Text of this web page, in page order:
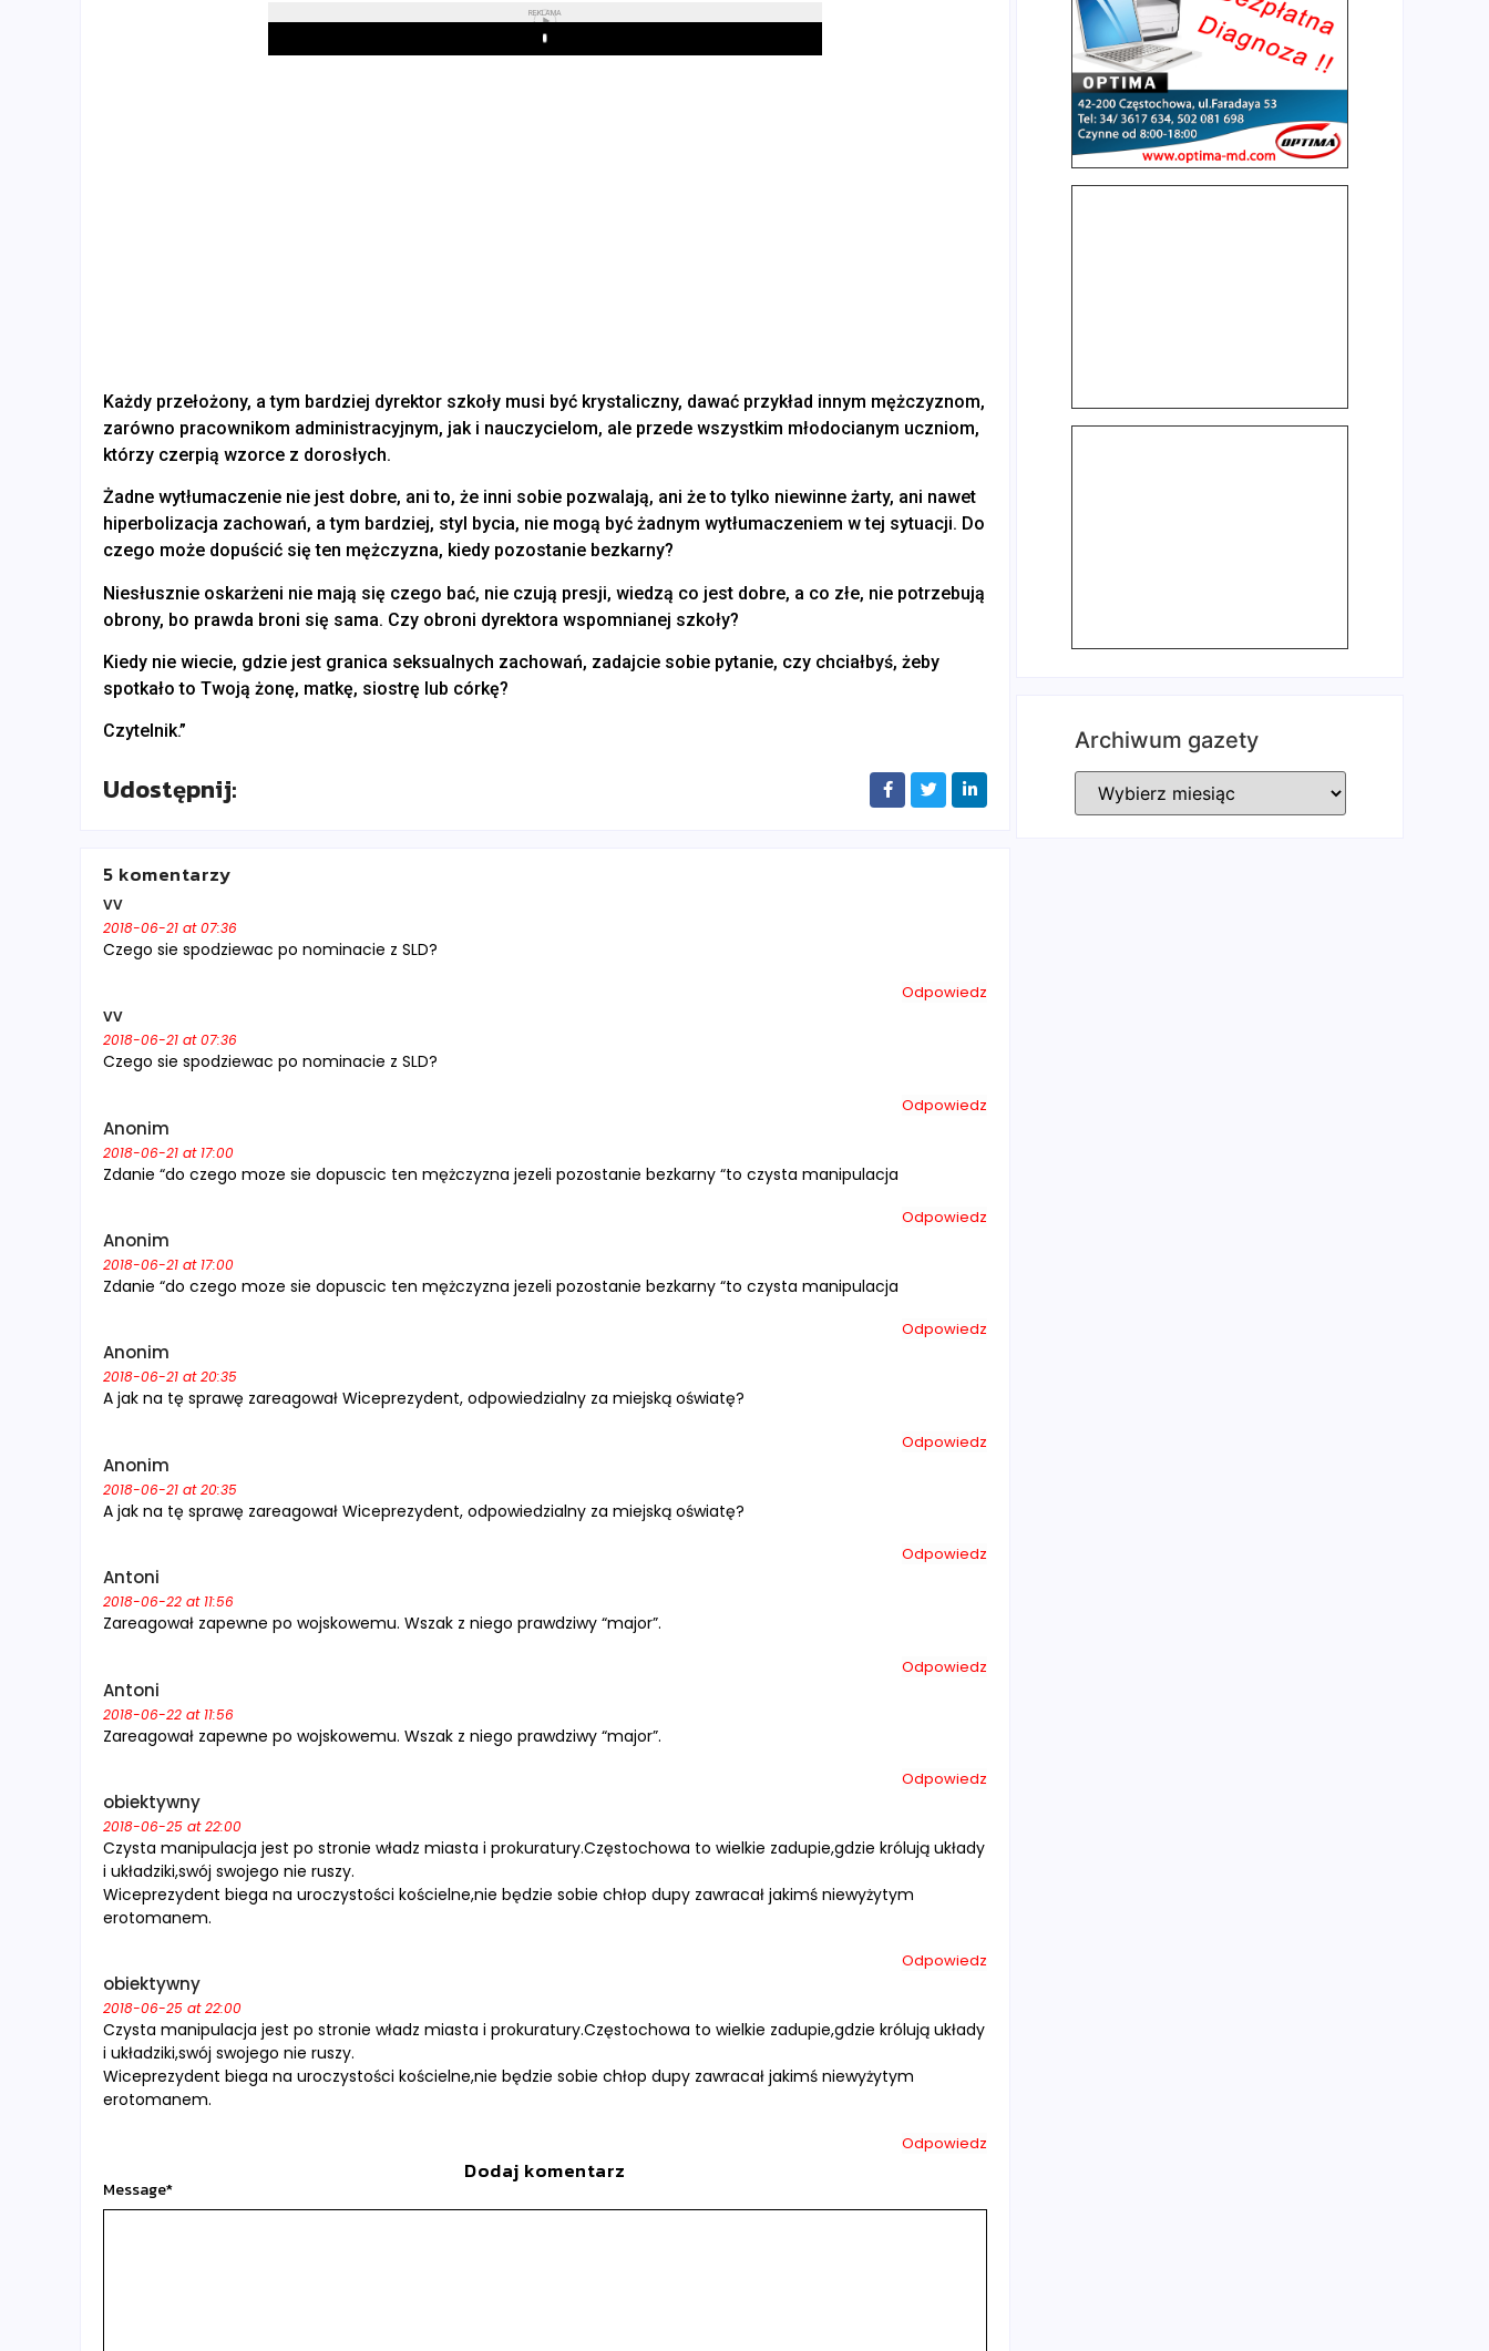
REKLAMA
Play
Każdy przełożony, a tym bardziej dyrektor szkoły musi być krystaliczny, dawać przykład innym mężczyznom,
zarówno pracownikom administracyjnym, jak i nauczycielom, ale przede wszystkim młodocianym uczniom,
którzy czerpią wzorce z dorosłych.
Żadne wytłumaczenie nie jest dobre, ani to, że inni sobie pozwalają, ani że to tylko niewinne żarty, ani nawet
hiperbolizacja zachowań, a tym bardziej, styl bycia, nie mogą być żadnym wytłumaczeniem w tej sytuacji. Do
czego może dopuścić się ten mężczyzna, kiedy pozostanie bezkarny?
Niesłusznie oskarżeni nie mają się czego bać, nie czują presji, wiedzą co jest dobre, a co złe, nie potrzebują
obrony, bo prawda broni się sama. Czy obroni dyrektora wspomnianej szkoły?
Kiedy nie wiecie, gdzie jest granica seksualnych zachowań, zadajcie sobie pytanie, czy chciałbyś, żeby
spotkało to Twoją żonę, matkę, siostrę lub córkę?
Czytelnik.”
Udostępnij:
5 komentarzy
vv
2018-06-21 at 07:36
Czego sie spodziewac po nominacie z SLD?
Odpowiedz
vv
2018-06-21 at 07:36
Czego sie spodziewac po nominacie z SLD?
Odpowiedz
Anonim
2018-06-21 at 17:00
Zdanie “do czego moze sie dopuscic ten mężczyzna jezeli pozostanie bezkarny “to czysta manipulacja
Odpowiedz
Anonim
2018-06-21 at 17:00
Zdanie “do czego moze sie dopuscic ten mężczyzna jezeli pozostanie bezkarny “to czysta manipulacja
Odpowiedz
Anonim
2018-06-21 at 20:35
A jak na tę sprawę zareagował Wiceprezydent, odpowiedzialny za miejską oświatę?
Odpowiedz
Anonim
2018-06-21 at 20:35
A jak na tę sprawę zareagował Wiceprezydent, odpowiedzialny za miejską oświatę?
Odpowiedz
Antoni
2018-06-22 at 11:56
Zareagował zapewne po wojskowemu. Wszak z niego prawdziwy “major”.
Odpowiedz
Antoni
2018-06-22 at 11:56
Zareagował zapewne po wojskowemu. Wszak z niego prawdziwy “major”.
Odpowiedz
obiektywny
2018-06-25 at 22:00
Czysta manipulacja jest po stronie władz miasta i prokuratury.Częstochowa to wielkie zadupie,gdzie królują układy
i układziki,swój swojego nie ruszy.
Wiceprezydent biega na uroczystości kościelne,nie będzie sobie chłop dupy zawracał jakimś niewyżytym
erotomanem.
Odpowiedz
obiektywny
2018-06-25 at 22:00
Czysta manipulacja jest po stronie władz miasta i prokuratury.Częstochowa to wielkie zadupie,gdzie królują układy
i układziki,swój swojego nie ruszy.
Wiceprezydent biega na uroczystości kościelne,nie będzie sobie chłop dupy zawracał jakimś niewyżytym
erotomanem.
Odpowiedz
Dodaj komentarz
Message*
Archiwum gazety